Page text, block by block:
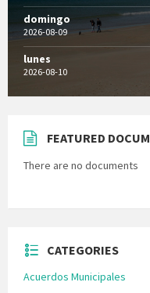
domingo
2026-08-09
lunes
2026-08-10
FEATURED
There are no documents
CATEGORIES
Acuerdos Municipales